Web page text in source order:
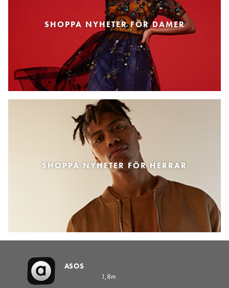
SHOPPA NYHETER FÖR DAMER
SHOPPA NYHETER FÖR HERRAR
ASOS
1,8m